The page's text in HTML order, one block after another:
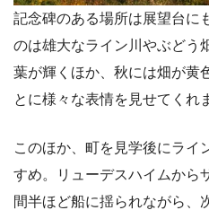
記念碑のある場所は展望台に
のは雄大なライン川やぶどう
葉が輝くほか、秋には畑が黄
とに様々な表情を見せてくれ
このほか、町を見学後にライ
すめ。リューデスハイムから
間半ほど船に揺られながら、